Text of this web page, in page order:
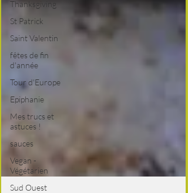
Thanksgiving
St Patrick
Saint Valentin
fêtes de fin
d'année
Tour d'Europe
Epiphanie
Mes trucs et
astuces !
sauces
Vegan -
Végétarien
Sud Ouest